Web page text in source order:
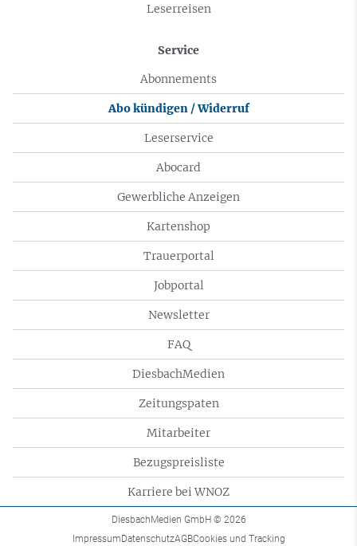
Leserreisen
Service
Abonnements
Abo kündigen / Widerruf
Leserservice
Abocard
Gewerbliche Anzeigen
Kartenshop
Trauerportal
Jobportal
Newsletter
FAQ
DiesbachMedien
Zeitungspaten
Mitarbeiter
Bezugspreisliste
Karriere bei WNOZ
DiesbachMedien GmbH © 2026
ImpressumDatenschutzAGBCookies und Tracking